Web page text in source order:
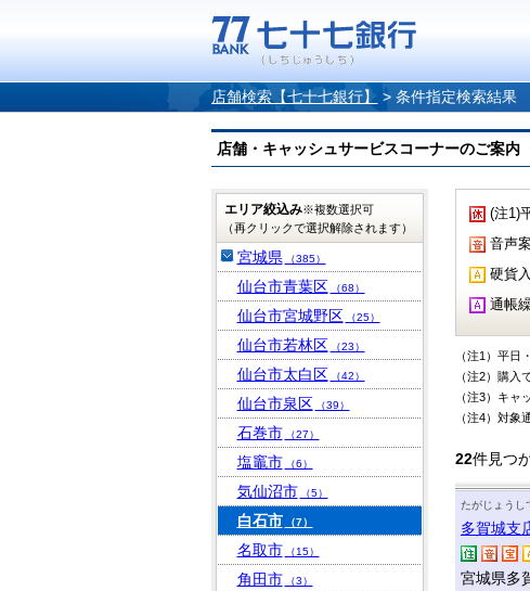
店舗検索【七十七銀行】 > 条件指定検索結果
店舗・キャッシュサービスコーナーのご案
(注1)
音声
硬貨
通帳
（注1）平日
（注2）購入
（注3）キャ
（注4）対象
22件見つ
たがじょうし
多賀城支
宮城県多
エリア絞込み※複数選択可
（再クリックで選択解除されます）
宮城県 （385）
仙台市青葉区 （68）
仙台市宮城野区 （25）
仙台市若林区 （23）
仙台市太白区 （42）
仙台市泉区 （39）
石巻市 （27）
塩竈市 （6）
気仙沼市 （5）
白石市 （7）
名取市 （15）
角田市 （3）